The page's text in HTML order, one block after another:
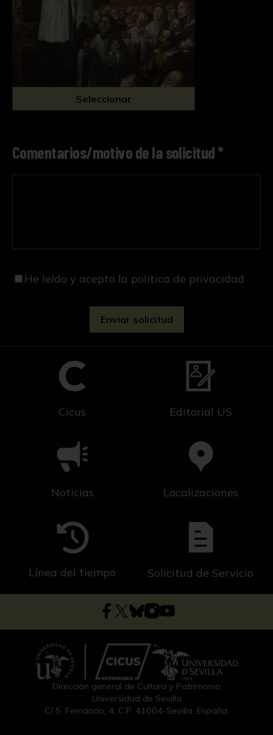
Seleccionar
Comentarios/motivo de la solicitud *
He leído y acepto la política de privacidad
Cicus Editorial US
Noticias Localizaciones
Línea del tiempo Solicitud de Servicio
Dirección general de Cultura y Patrimonio
Universidad de Sevilla
C/ S. Fernando, 4, C.P. 41004-Sevilla, España.